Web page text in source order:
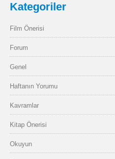
Kategoriler
Film Önerisi
Forum
Genel
Haftanın Yorumu
Kavramlar
Kitap Önerisi
Okuyun